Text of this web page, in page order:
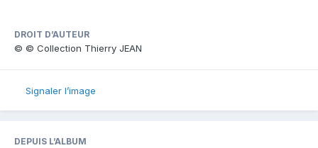
DROIT D’AUTEUR
© © Collection Thierry JEAN
Signaler l’image
DEPUIS L’ALBUM